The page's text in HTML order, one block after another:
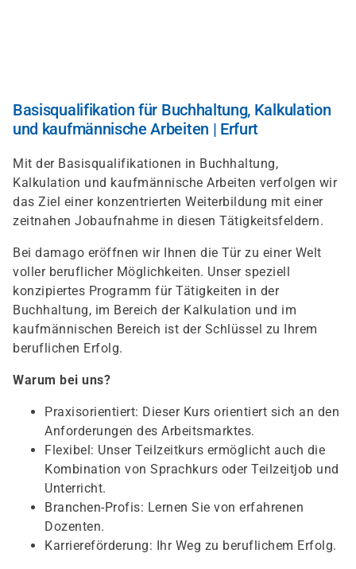
Basisqualifikation für Buchhaltung, Kalkulation
und kaufmännische Arbeiten | Erfurt
Mit der Basisqualifikationen in Buchhaltung,
Kalkulation und kaufmännische Arbeiten verfolgen wir
das Ziel einer konzentrierten Weiterbildung mit einer
zeitnahen Jobaufnahme in diesen Tätigkeitsfeldern.
Bei damago eröffnen wir Ihnen die Tür zu einer Welt
voller beruflicher Möglichkeiten. Unser speziell
konzipiertes Programm für Tätigkeiten in der
Buchhaltung, im Bereich der Kalkulation und im
kaufmännischen Bereich ist der Schlüssel zu Ihrem
beruflichen Erfolg.
Warum bei uns?
Praxisorientiert: Dieser Kurs orientiert sich an den
Anforderungen des Arbeitsmarktes.
Flexibel: Unser Teilzeitkurs ermöglicht auch die
Kombination von Sprachkurs oder Teilzeitjob und
Unterricht.
Branchen-Profis: Lernen Sie von erfahrenen
Dozenten.
Karriereförderung: Ihr Weg zu beruflichem Erfolg.